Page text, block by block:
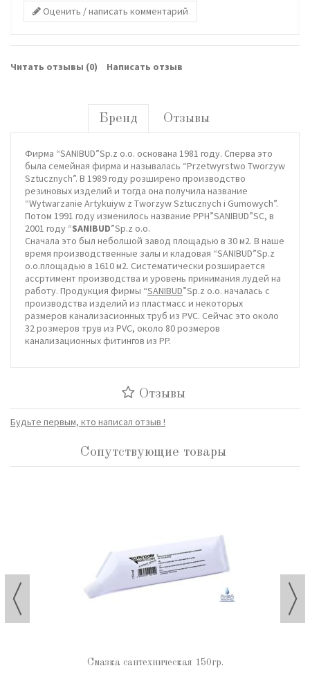
Оценить / написать комментарий
Читать отзывы (0) Написать отзыв
Бренд Отзывы
Фирма “SANIBUD”Sp.z o.o. основана 1981 году. Сперва это
была семейная фирма и называлась “Przetwуrstwo Tworzyw
Sztucznych”. В 1989 году розширено производство
резиновых изделий и тогда она получила название
“Wytwarzanie Artykuіуw z Tworzyw Sztucznych i Gumowych”.
Потом 1991 году изменилось название PPH”SANIBUD”SC, в
2001 году “SANIBUD”Sp.z o.o.
Сначала это был неболшой завод площадью в 30 м2. В наше
время производственные залы и кладовая “SANIBUD”Sp.z
o.o.площадью в 1610 м2. Систематически розширается
ассртимент производства и уровень принимания лудей на
работу. Продукция фирмы “SANIBUD”Sp.z o.o. началась с
производства изделий из пластмасс и некоторых
размеров канализасионных труб из PVC. Сейчас это около
32 розмеров трув из PVC, около 80 розмеров
канализационных фитингов из PP.
Отзывы
Будьте первым, кто написал отзыв !
Сопутствующие товары
Смазка сантехническая 150гр.